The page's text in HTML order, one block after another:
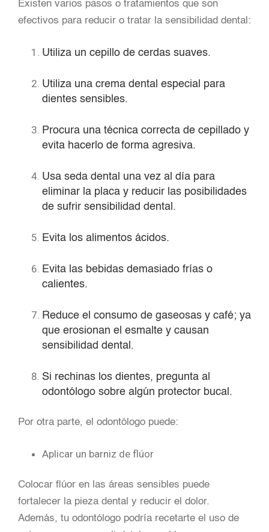
Existen varios pasos o tratamientos que son
efectivos para reducir o tratar la sensibilidad dental:
Utiliza un cepillo de cerdas suaves.
Utiliza una crema dental especial para
dientes sensibles.
Procura una técnica correcta de cepillado y
evita hacerlo de forma agresiva.
Usa seda dental una vez al día para
eliminar la placa y reducir las posibilidades
de sufrir sensibilidad dental.
Evita los alimentos ácidos.
Evita las bebidas demasiado frías o
calientes.
Reduce el consumo de gaseosas y café; ya
que erosionan el esmalte y causan
sensibilidad dental.
Si rechinas los dientes, pregunta al
odontólogo sobre algún protector bucal.
Por otra parte, el odontólogo puede:
Aplicar un barniz de flúor
Colocar flúor en las áreas sensibles puede
fortalecer la pieza dental y reducir el dolor.
Además, tu odontólogo podría recetarte el uso de